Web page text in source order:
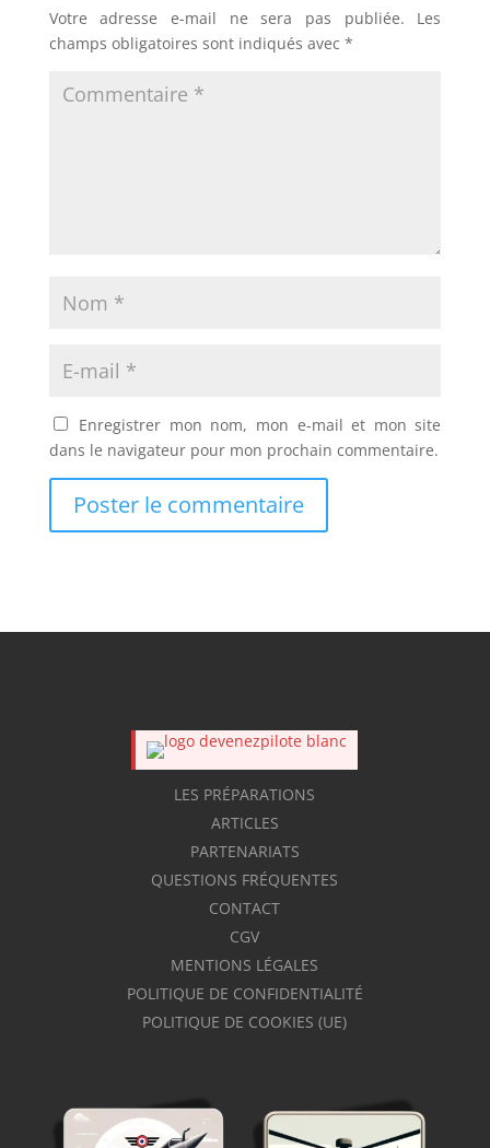
Votre adresse e-mail ne sera pas publiée.
Les
champs obligatoires sont indiqués avec *
Enregistrer mon nom, mon e-mail et mon site
dans le navigateur pour mon prochain commentaire.
LES PRÉPARATIONS
ARTICLES
PARTENARIATS
QUESTIONS FRÉQUENTES
CONTACT
CGV
MENTIONS LÉGALES
POLITIQUE DE CONFIDENTIALITÉ
POLITIQUE DE COOKIES (UE)